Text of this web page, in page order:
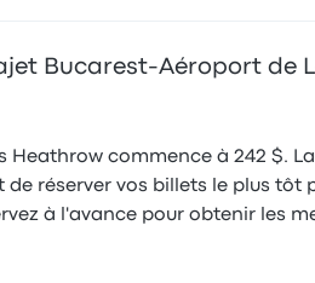
Bucarest-Aéroport de
Heathrow commence à 242 $.
réserver vos billets le plus
à l'avance pour obtenir les